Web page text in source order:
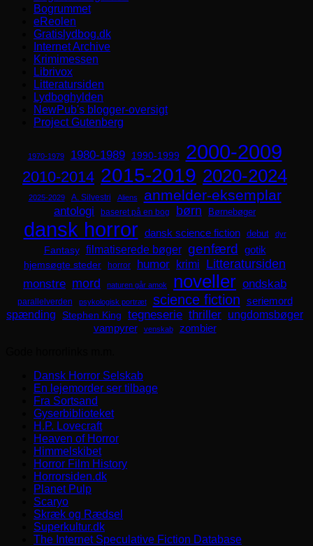
Bogrummet
eReolen
Gratislydbog.dk
Internet Archive
Krimimessen
Librivox
Litteratursiden
Lydboghylden
NewPub's blogger-oversigt
Project Gutenberg
1970-1979 1980-1989 1990-1999 2000-2009
2010-2014 2015-2019 2020-2024
2025-2029 A. Silvestri Aliens anmelder-eksemplar
antologi baseret på en bog børn Børnebøger
dansk horror dansk science fiction debut dyr
Fantasy filmatiserede bøger genfærd
gotik
hjemsøgte steder
horror humor krimi Litteratursiden
monstre mord naturen går amok noveller ondskab
parallelverden psykologisk portræt science fiction seriemord
spænding Stephen King tegneserie thriller ungdomsbøger
vampyrer venskab
zombier
Dansk Horror Selskab
En lejemorder ser tilbage
Fra Sortsand
Gyserbiblioteket
H.P. Lovecraft
Heaven of Horror
Himmelskibet
Horror Film History
Horrorsiden.dk
Planet Pulp
Scaryo
Skræk og Rædsel
Superkultur.dk
The Internet Speculative Fiction Database